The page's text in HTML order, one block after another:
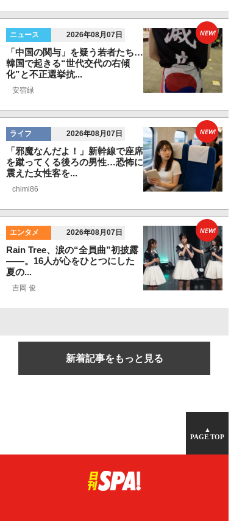
ニュース 2026年08月07日
「中国の関与」を疑う若者たち…
韓国で起きる“世代交代の右傾
化”と不正選挙抗...
安宿緑
NEW!
ライフ 2026年08月07日
「邪魔なんだよ！」新幹線で座席
を蹴ってくる後ろの男性…恐怖に
震えた女性客を...
chimi86
NEW!
エンタメ 2026年08月07日
Rain Tree、涙の“全員曲”初披露
――。16人が心をひとつにした
夏の...
吉岡 俊
NEW!
新着記事をもっと見る
▲
PAGE TOP